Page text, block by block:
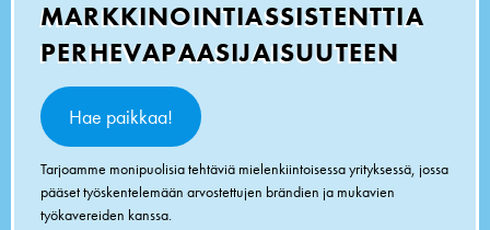
MARKKINOINTIASSISTENTTIA
PERHEVAPAASIJAISUUTEEN
Hae paikkaa!
Tarjoamme monipuolisia tehtäviä mielenkiintoisessa yrityksessä, jossa
pääset työskentelemään arvostettujen brändien ja mukavien
työkavereiden kanssa.